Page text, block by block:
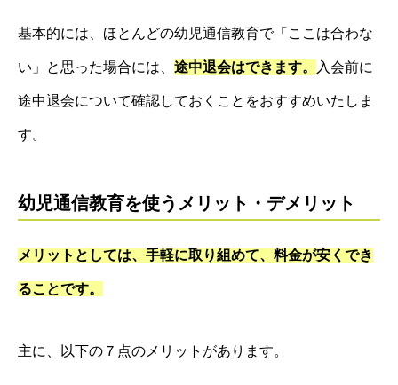
基本的には、ほとんどの幼児通信教育で「ここは合わな
い」と思った場合には、 途中退会はできます。 入会前に
途中退会について確認しておくことをおすすめいたしま
す。
幼児通信教育を使うメリット・デメリット
メリットとしては、手軽に取り組めて、料金が安くでき
ることです。
主に、以下の７点のメリットがあります。